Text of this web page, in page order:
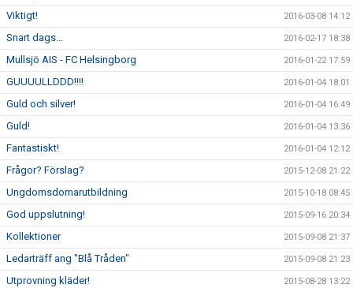
Viktigt! 2016-03-08 14:12
Snart dags... 2016-02-17 18:38
Mullsjö AIS - FC Helsingborg 2016-01-22 17:59
GUUUULLDDD!!!! 2016-01-04 18:01
Guld och silver! 2016-01-04 16:49
Guld! 2016-01-04 13:36
Fantastiskt! 2016-01-04 12:12
Frågor? Förslag? 2015-12-08 21:22
Ungdomsdomarutbildning 2015-10-18 08:45
God uppslutning! 2015-09-16 20:34
Kollektioner 2015-09-08 21:37
Ledarträff ang "Blå Tråden" 2015-09-08 21:23
Utprovning kläder! 2015-08-28 13:22